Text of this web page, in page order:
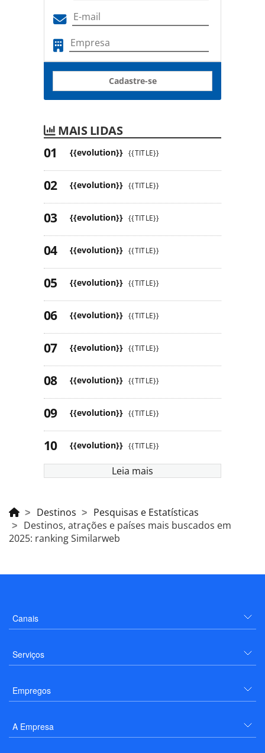
Cadastre-se
MAIS LIDAS
{{evolution}} {{TITLE}}
{{evolution}} {{TITLE}}
{{evolution}} {{TITLE}}
{{evolution}} {{TITLE}}
{{evolution}} {{TITLE}}
{{evolution}} {{TITLE}}
{{evolution}} {{TITLE}}
{{evolution}} {{TITLE}}
{{evolution}} {{TITLE}}
{{evolution}} {{TITLE}}
Leia mais
Destinos
Pesquisas e Estatísticas
Destinos, atrações e países mais buscados em
2025: ranking Similarweb
Canais
Serviços
Empregos
A Empresa